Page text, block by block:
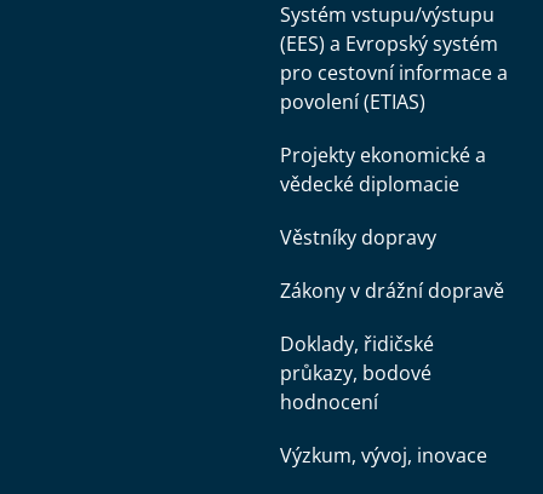
Systém vstupu/výstupu
(EES) a Evropský systém
pro cestovní informace a
povolení (ETIAS)
Projekty ekonomické a
vědecké diplomacie
Věstníky dopravy
Zákony v drážní dopravě
Doklady, řidičské
průkazy, bodové
hodnocení
Výzkum, vývoj, inovace